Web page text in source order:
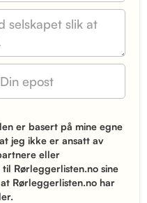
er basert på mine egne
jeg ikke er ansatt av
eller
Rørleggerlisten.no sine
Rørleggerlisten.no har